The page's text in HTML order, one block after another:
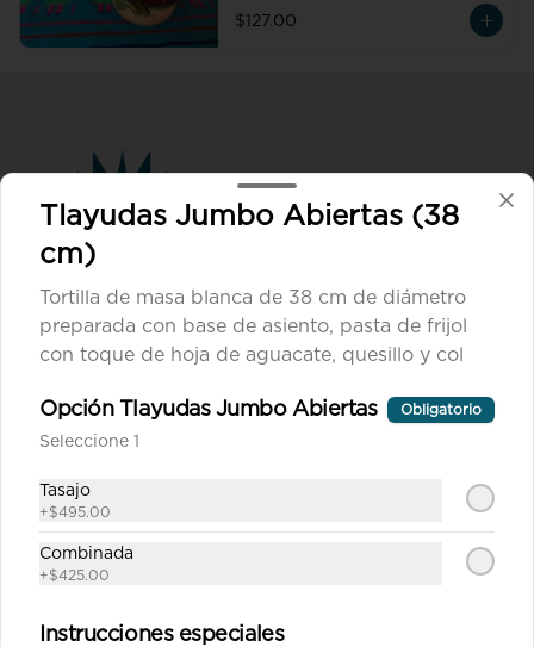
$127.00
Conócenos
Términos y condiciones
Política de privacidad
Redes sociales
Instagram
Tlayudas Jumbo Abiertas (38
cm)
Tortilla de masa blanca de 38 cm de diámetro
preparada con base de asiento, pasta de frijol
con toque de hoja de aguacate, quesillo y col
Opción Tlayudas Jumbo Abiertas Obligatorio
Seleccione 1
Tasajo
+$495.00
Combinada
+$425.00
Instrucciones especiales